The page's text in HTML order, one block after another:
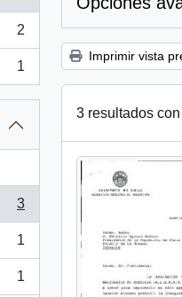
2
1
3
1
1
Imprimir vista
3 resultados